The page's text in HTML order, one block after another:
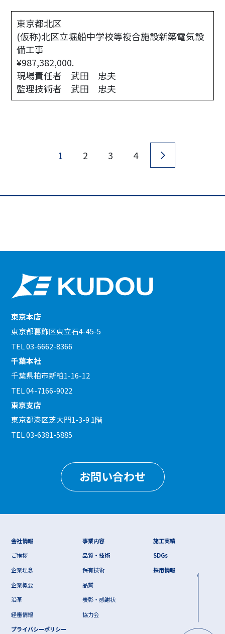
東京都北区
(仮称)北区立堀船中学校等複合施設新築電気設
備工事
¥987,382,000.
現場責任者 武田 忠夫
監理技術者 武田 忠夫
1 2 3 4
東京本店
東京都葛飾区東立石4-45-5
TEL 03-6662-8366
千葉本社
千葉県柏市新柏1-16-12
TEL 04-7166-9022
東京支店
東京都港区芝大門1-3-9 1階
TEL 03-6381-5885
お問い合わせ
会社情報
ご挨拶
企業理念
企業概要
沿革
経審情報
プライバシーポリシー
事業内容
品質・技術
保有技術
品質
表彰・感謝状
協力会
施工実績
SDGs
採用情報